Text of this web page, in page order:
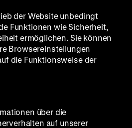
der Website unbedingt
Funktionen wie Sicherheit,
ermöglichen. Sie können
Browsereinstellungen
die Funktionsweise der
über die
auf unserer